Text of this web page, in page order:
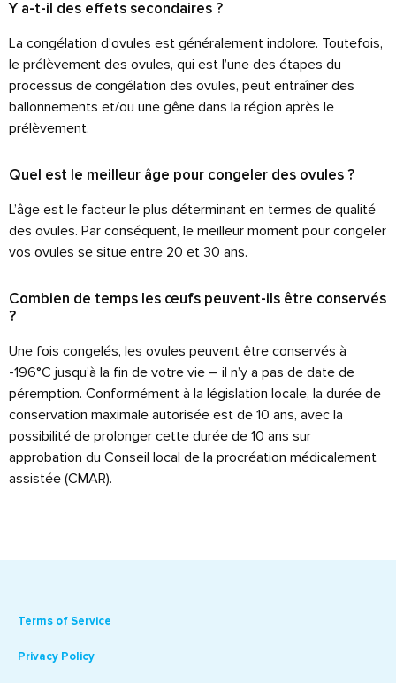
Y a-t-il des effets secondaires ?
La congélation d’ovules est généralement indolore. Toutefois,
le prélèvement des ovules, qui est l’une des étapes du
processus de congélation des ovules, peut entraîner des
ballonnements et/ou une gêne dans la région après le
prélèvement.
Quel est le meilleur âge pour congeler des ovules ?
L’âge est le facteur le plus déterminant en termes de qualité
des ovules. Par conséquent, le meilleur moment pour congeler
vos ovules se situe entre 20 et 30 ans.
Combien de temps les œufs peuvent-ils être conservés
?
Une fois congelés, les ovules peuvent être conservés à
-196°C jusqu’à la fin de votre vie – il n’y a pas de date de
péremption. Conformément à la législation locale, la durée de
conservation maximale autorisée est de 10 ans, avec la
possibilité de prolonger cette durée de 10 ans sur
approbation du Conseil local de la procréation médicalement
assistée (CMAR).
Terms of Service
Privacy Policy